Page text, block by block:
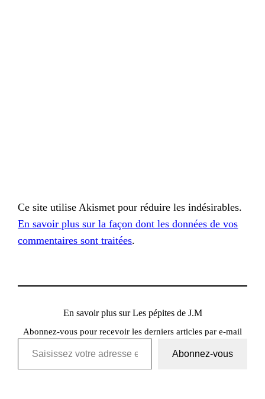
Ce site utilise Akismet pour réduire les indésirables.
En savoir plus sur la façon dont les données de vos
commentaires sont traitées.
En savoir plus sur Les pépites de J.M
Abonnez-vous pour recevoir les derniers articles par e-mail
Saisissez votre adresse e-mail…
Abonnez-vous